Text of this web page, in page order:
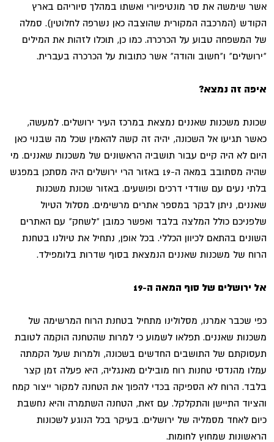
אשר שימשה את סר מונטיפיורי ואשתו במהלך סיוריהם בארץ
הקודש (המרכבה המקורית שהוצבה כאן נשרפה לחלוטין). סמלה
של המשפחה טבוע על הכרכרה. כמו כן, תוכלו לזהות את המילים
"ירושלים" ו"חשוב והודה" אשר כתובות על הכרכרה בעברית.
איפה זה נמצא?
שכונת משכנות שאננים נמצאת במרכז העיר ירושלים. למעשה,
כאשר תגיעו אל השכונה, יהיה זה קשה להאמין שכל מה שבנוי כאן
היום לא היה קיים עבור תושביה הראשונים של משכנות שאננים. מי
שהיה מסתובב במאה ה-19 באזור הרי ירושלים היה מסתכן במפגש
בלתי נעים עם שודדי דרכים ופושעים. באזור שכונת משכנות
שאננים, ניתן לבקר במספר אתרים מרשימים. מסלול הטיול
שלפניכם כולל המלצה בלבד ואפשר כמובן "לשחק" עם האתרים
השונים בהתאם לכיוון הכללי. בכל אופן, נתחיל את טיולנו בטחנת
הרוח של משכנות שאננים הנמצאת בסוף שדרות בלומפילד.
אל ירושלים של סוף המאה ה-19
כפי שכבר אמרנו, מסלולינו מתחיל בטחנת הרוח המרשימה של
משכנות שאננים. תפלאו לשמוע כי למרות שהטחנה הוקמה לטובת
תעסוקתם של התושבים החדשים בשכונה, ולמרות שעל הקמתה
עמלו מהנדסי טחנות רוח מובילים מאנגליה, היא פעלה זמן קצר
בלבד. הרוח לא הספיקה בכדי להפוך את הטחנה למקור ייצור קמח
והציוד התיישן והתקלקל. עם זאת, הטחנה השתמרה והיא נחשבת
כיום לאחד מסמליה של ירושלים. בעיקר בכל הנוגע לשכונות
הראשונות שמחוץ לחומות.